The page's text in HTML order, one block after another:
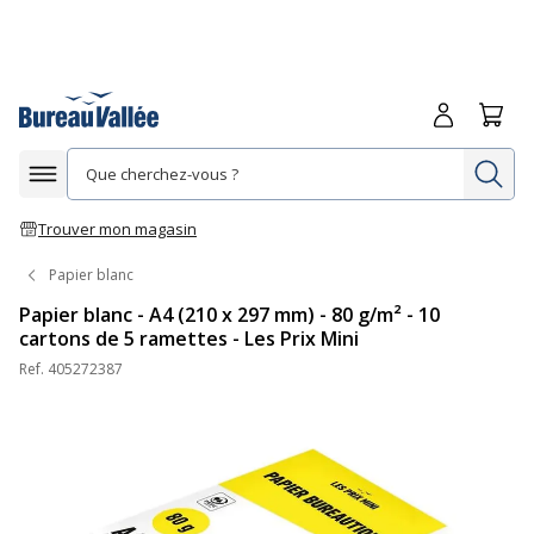
Afficher la navigation
Trouver mon magasin
Me
Papier blanc
Papier blanc - A4 (210 x 297 mm) - 80 g/m² - 10
cartons de 5 ramettes - Les Prix Mini
Ref. 405272387